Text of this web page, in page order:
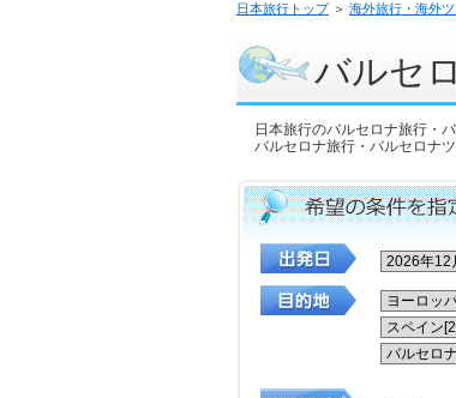
日本旅行トップ＞ 海外旅行・海外
バルセ
日本旅行のバルセロナ旅行・
バルセロナ旅行・バルセロナ